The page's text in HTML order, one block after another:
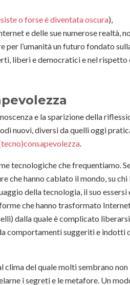
o forse è diventata oscura),
e delle sue numerose realtà,
per l’umanità un futuro fondato
liberi e democratici e nel rispetto
e la sparizione della
nuovi, diversi da quelli oggi
tecnologiche che frequentiamo.
che hanno cablato il mondo, su chi
della tecnologia, il suo
che hanno trasformato
dalla quale è complicato
comportamenti suggeriti e indotti
clima del quale molti sembrano non
i segreti e le metafore. Un